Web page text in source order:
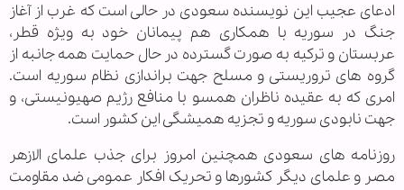
ادعای عجیب این نویسنده سعودی در حالی است که غرب از آغاز
جنگ در سوریه با همکاری هم پیمانان خود به ویژه قطر،
عربستان و ترکیه به صورت گسترده در حال حمایت همه جانبه از
گروه های تروریستی و مسلح جهت براندازی نظام سوریه است.
امری که به عقیده ناظران همسو با منافع رژیم صهیونیستی، و
جهت نابودی سوریه و تجزیه همیشگی این کشور است.
روزنامه های سعودی همچنین امروز برای جذب علمای الازهر
مصر و علمای دیگر کشورها و تحریک افکار عمومی ضد مقاومت